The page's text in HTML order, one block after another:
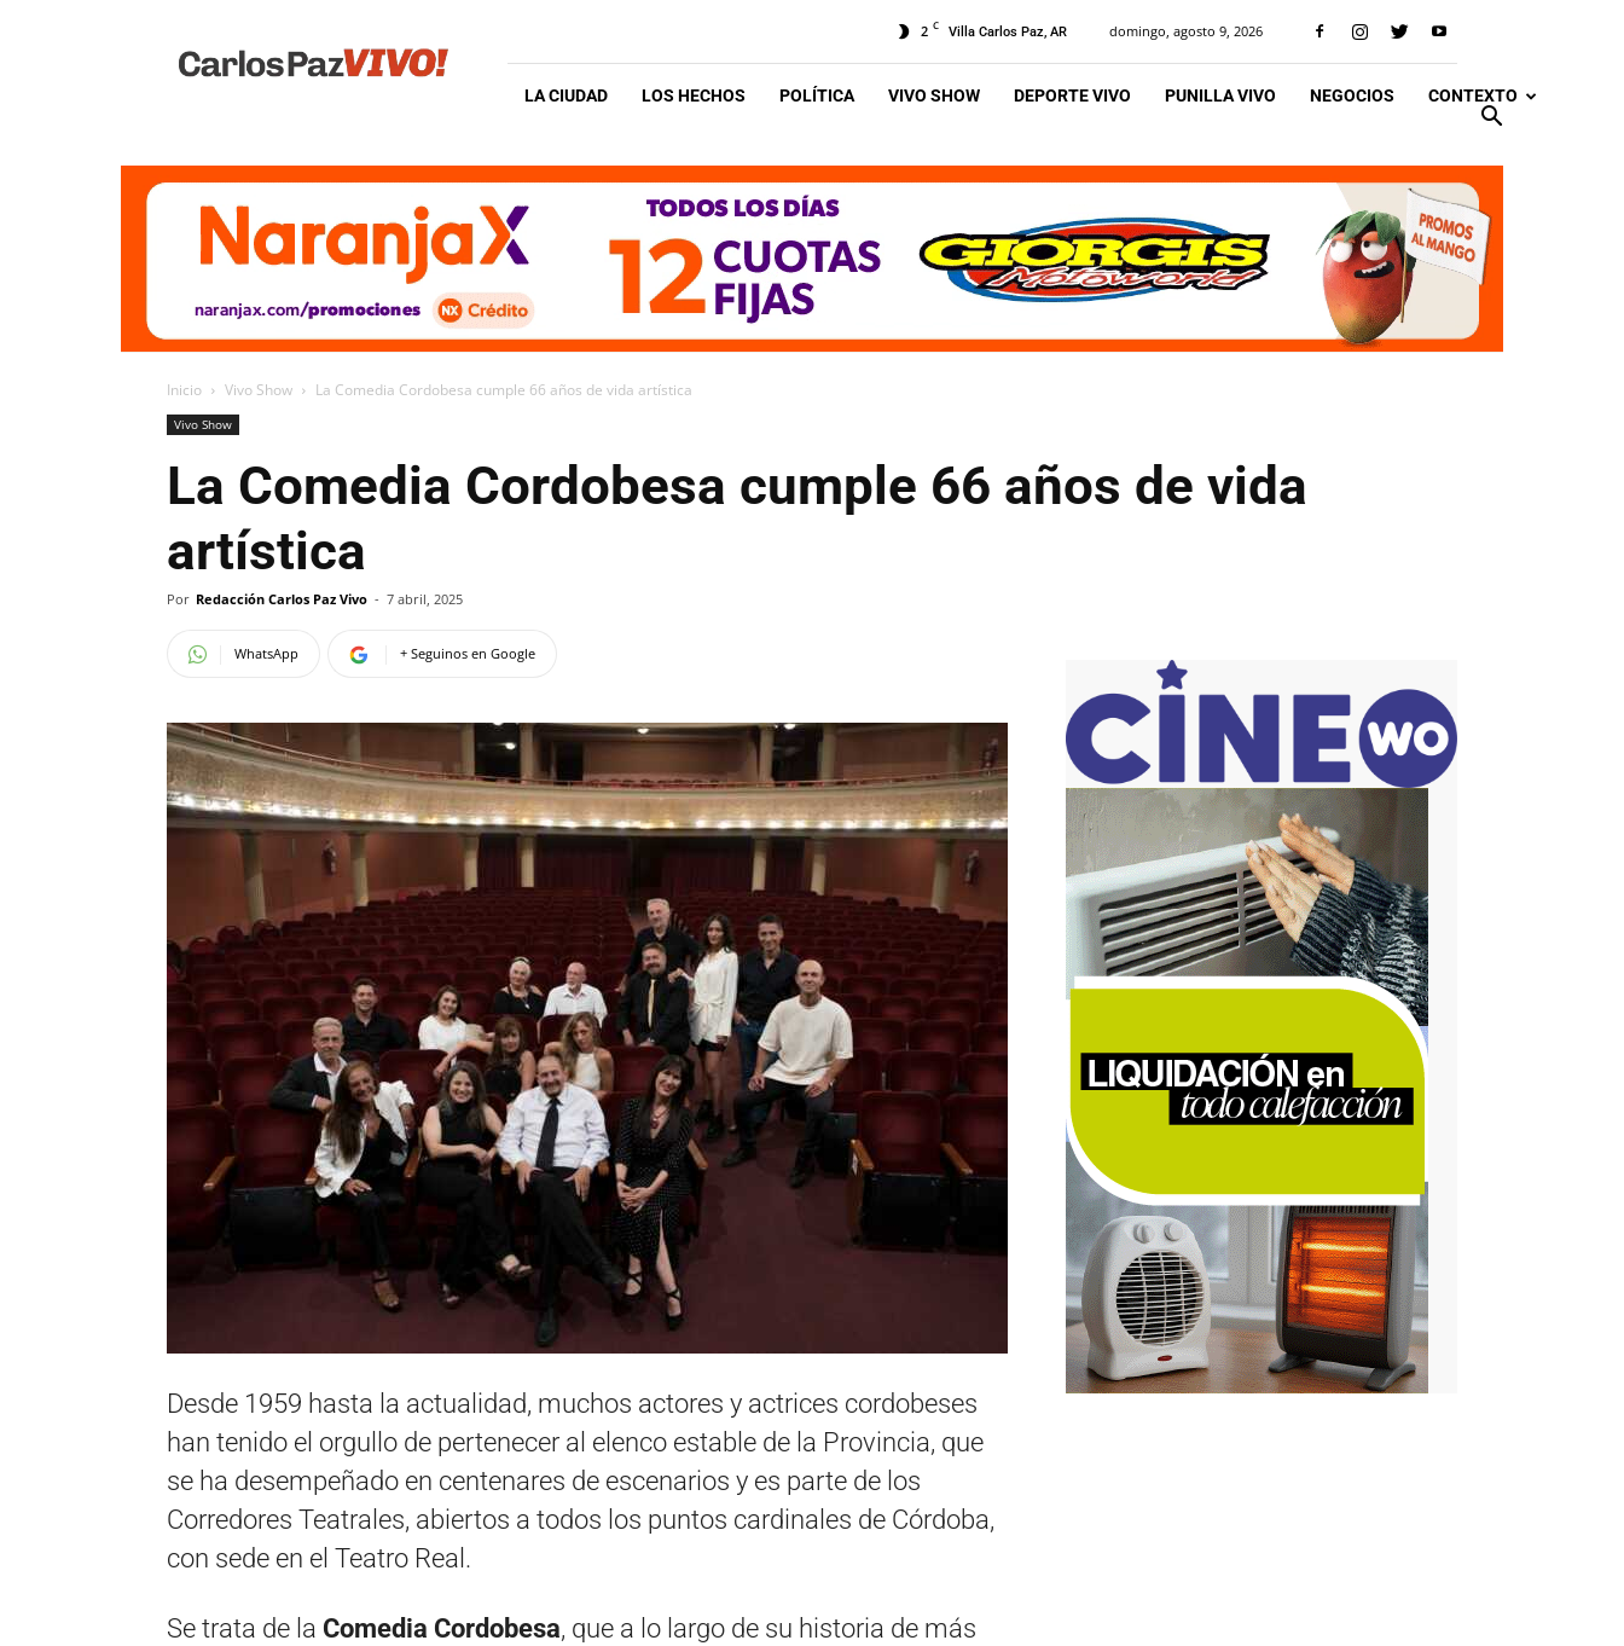
Vivo
2 C Villa Carlos Paz, AR domingo, agosto 9, 2026
LA CIUDAD LOS HECHOS POLÍTICA VIVO SHOW DEPORTE VIVO PUNILLA VIVO NEGOCIOS CONTEXTO
Inicio Vivo Show La Comedia Cordobesa cumple 66 años de vida artística
Vivo Show
La Comedia Cordobesa cumple 66 años de vida
artística
Por Redacción Carlos Paz Vivo - 7 abril, 2025
WhatsApp + Seguinos en Google
Desde 1959 hasta la actualidad, muchos actores y actrices cordobeses
han tenido el orgullo de pertenecer al elenco estable de la Provincia, que
se ha desempeñado en centenares de escenarios y es parte de los
Corredores Teatrales, abiertos a todos los puntos cardinales de Córdoba,
con sede en el Teatro Real.
Se trata de la Comedia Cordobesa, que a lo largo de su historia de más